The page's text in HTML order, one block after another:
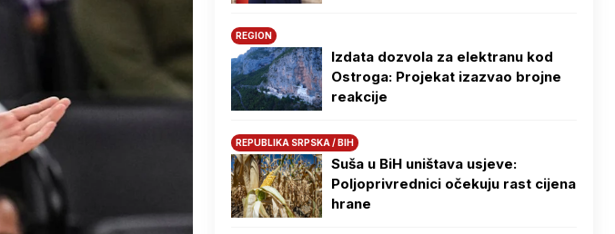
REGION
Izdata dozvola za elektranu kod
Ostroga: Projekat izazvao brojne
reakcije
REPUBLIKA SRPSKA / BIH
Suša u BiH uništava usjeve:
Poljoprivrednici očekuju rast cijena
hrane